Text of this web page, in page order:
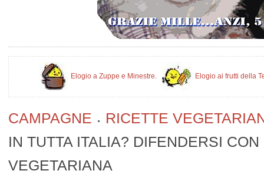
Elogio a Zuppe e Minestre. Elogio ai frutti della
CAMPAGNE
RICETTE
IN TUTTA ITALIA? DIFENDERSI
VEGETARIANA